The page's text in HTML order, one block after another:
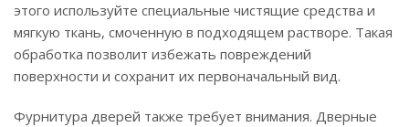
этого используйте специальные чистящие средства и
мягкую ткань, смоченную в подходящем растворе. Такая
обработка позволит избежать повреждений
поверхности и сохранит их первоначальный вид.
Фурнитура дверей также требует внимания. Дверные